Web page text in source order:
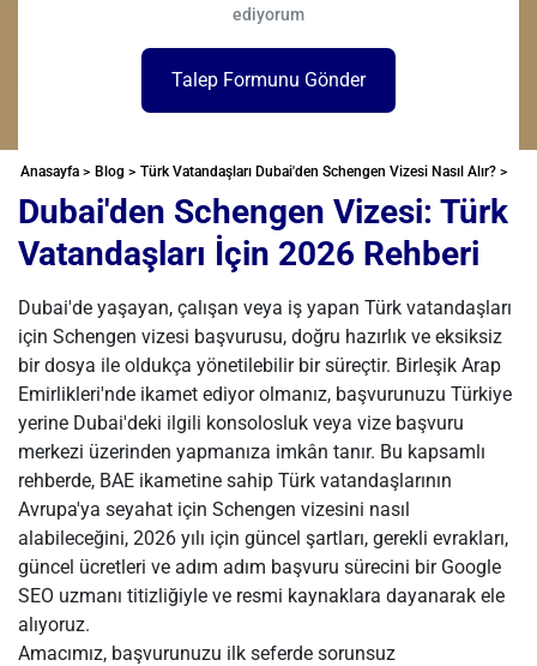
ediyorum
Talep Formunu Gönder
Anasayfa > Blog > Türk Vatandaşları Dubai'den Schengen Vizesi Nasıl Alır? >
Dubai'den Schengen Vizesi: Türk
Vatandaşları İçin 2026 Rehberi
Dubai'de yaşayan, çalışan veya iş yapan Türk vatandaşları
için Schengen vizesi başvurusu, doğru hazırlık ve eksiksiz
bir dosya ile oldukça yönetilebilir bir süreçtir. Birleşik Arap
Emirlikleri'nde ikamet ediyor olmanız, başvurunuzu Türkiye
yerine Dubai'deki ilgili konsolosluk veya vize başvuru
merkezi üzerinden yapmanıza imkân tanır. Bu kapsamlı
rehberde, BAE ikametine sahip Türk vatandaşlarının
Avrupa'ya seyahat için Schengen vizesini nasıl
alabileceğini, 2026 yılı için güncel şartları, gerekli evrakları,
güncel ücretleri ve adım adım başvuru sürecini bir Google
SEO uzmanı titizliğiyle ve resmi kaynaklara dayanarak ele
alıyoruz.
Amacımız, başvurunuzu ilk seferde sorunsuz